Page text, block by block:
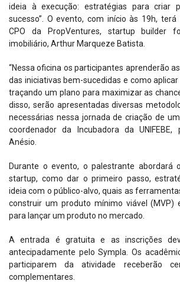
ideia à execução: estratégias para criar
sucesso”. O evento, com início às 19h,
CPO da PropVentures, startup builder
imobiliário, Arthur Marqueze Batista.
“Nessa oficina os participantes aprenderão
das iniciativas bem-sucedidas e como
traçando um plano para maximizar as
disso, serão apresentadas diversas
necessárias nessa jornada de criação de
coordenador da Incubadora da UNIFEBE,
Anésio.
Durante o evento, o palestrante abordará
startup, como dar o primeiro passo,
ideia com o público-alvo, quais as
construir um produto mínimo viável (MVP)
para lançar um produto no mercado.
A entrada é gratuita e as inscrições
antecipadamente pelo Sympla. Os
participarem da atividade receberão
complementares.